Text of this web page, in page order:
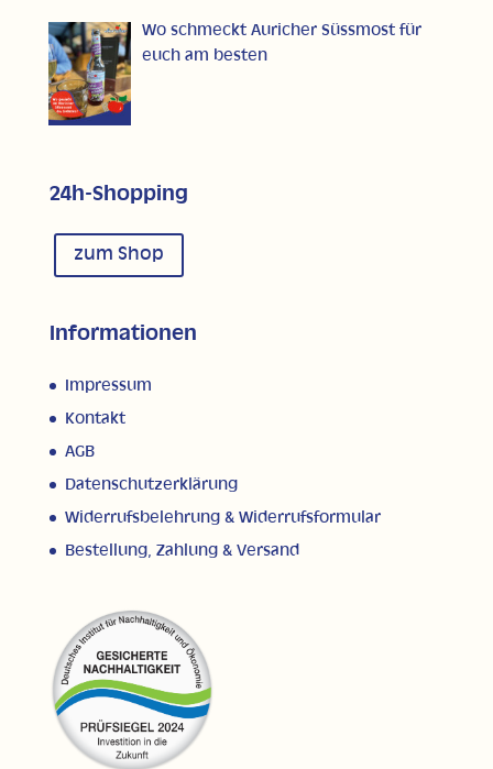
Wo schmeckt Auricher Süssmost für
euch am besten
24h-Shopping
zum Shop
Informationen
Impressum
Kontakt
AGB
Datenschutzerklärung
Widerrufsbelehrung & Widerrufsformular
Bestellung, Zahlung & Versand